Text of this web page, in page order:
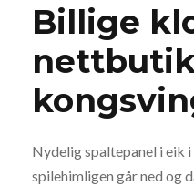
Billige
Nydelig spaltepanel i eik
spilehimligen går ned og